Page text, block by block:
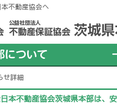
不動産協会へ
せ詳細
本不動産協会茨城県本部は、